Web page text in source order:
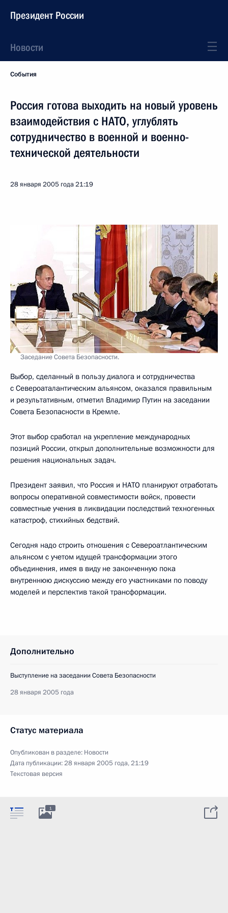
Президент России
Новости
События
Россия готова выходить на новый уровень
взаимодействия с НАТО, углублять
сотрудничество в военной и военно-
технической деятельности
28 января 2005 года21:19
Заседание Совета Безопасности.
Выбор, сделанный в пользу диалога и сотрудничества
с Североаталантическим альянсом, оказался правильным
и результативным, отметил Владимир Путин на заседании
Совета Безопасности в Кремле.
Этот выбор сработал на укрепление международных
позиций России, открыл дополнительные возможности для
решения национальных задач.
Президент заявил, что Россия и НАТО планируют отработать
вопросы оперативной совместимости войск, провести
совместные учения в ликвидации последствий техногенных
катастроф, стихийных бедствий.
Сегодня надо строить отношения с Североатлантическим
альянсом с учетом идущей трансформации этого
объединения, имея в виду не законченную пока
внутреннюю дискуссию между его участниками по поводу
моделей и перспектив такой трансформации.
Дополнительно
Выступление на заседании Совета Безопасности
28 января 2005 года
Статус материала
Опубликован в разделе: Новости
Дата публикации:28 января 2005 года, 21:19
Текстовая версия
1